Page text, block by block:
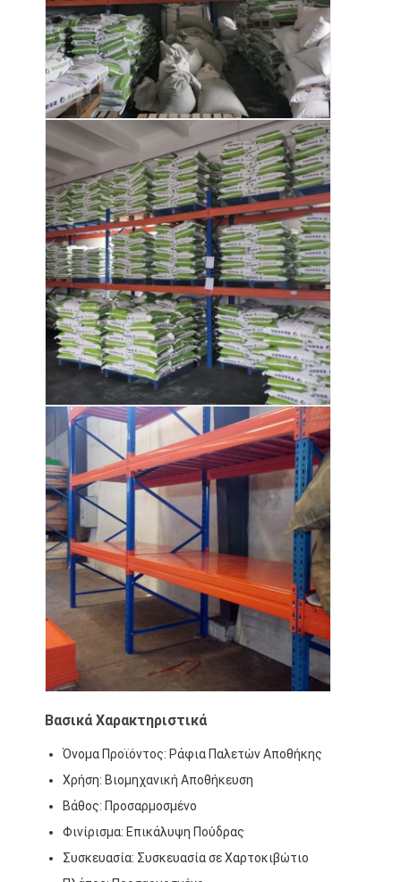
Προϊόντα
Βίντεο
Σχετικά με εμάς
Επισκεψή εργοστασίου
Έλεγχος Ποιότητας
Επικοινωνήστε μαζί μας
Ειδήσεις
Υποθέσεις
Ζητήστε Προσφορά
βασανισμός παλετών αποθηκών εμπορευμάτων
Ράφι αποθήκευσης αποθηκών εμπορευμάτων
Εμφάνιση σε σούπερ μάρκετ
Πρόβολο Racking
Push Back Racking
Οδηγήστε σε ράφια
Ραδιο βασανισμός σαϊτών
πολύ στενό διαδρόμου
Ράφι με ημιώθιο
HDPE πλαστική παλέτα
Βασικά Χαρακτηριστικά
Όνομα Προϊόντος: Ράφια Παλετών Αποθήκης
Χρήση: Βιομηχανική Αποθήκευση
Βάθος: Προσαρμοσμένο
Φινίρισμα: Επικάλυψη Πούδρας
Συσκευασία: Συσκευασία σε Χαρτοκιβώτιο